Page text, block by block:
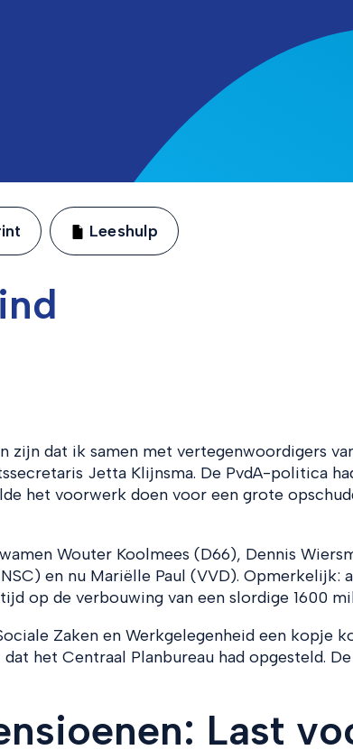
Leeshulp
zijn dat ik samen met vertegenwoordigers
Jetta Klijnsma. De PvdA-politica
het voorwerk doen voor een grote
Wouter Koolmees (D66), Dennis
en nu Mariëlle Paul (VVD). Opmerkelijk:
op de verbouwing van een slordige 1600
Zaken en Werkgelegenheid een kopje
het Centraal Planbureau had opgesteld. De
Last